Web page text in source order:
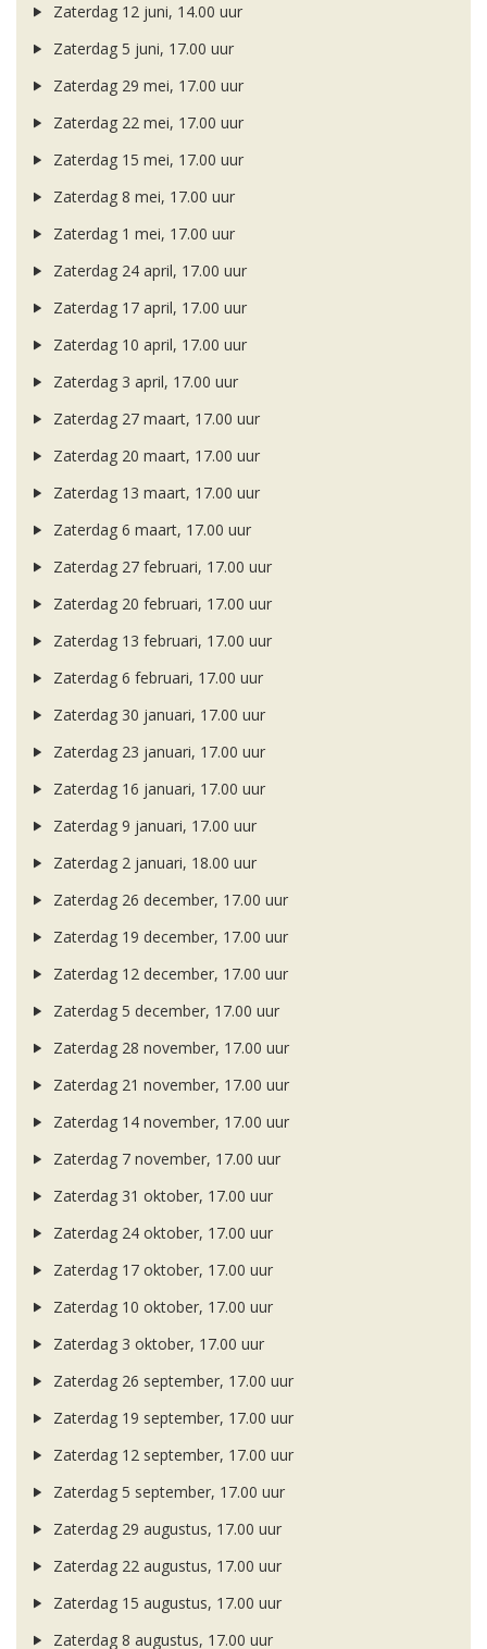
Zaterdag 12 juni, 14.00 uur
Zaterdag 5 juni, 17.00 uur
Zaterdag 29 mei, 17.00 uur
Zaterdag 22 mei, 17.00 uur
Zaterdag 15 mei, 17.00 uur
Zaterdag 8 mei, 17.00 uur
Zaterdag 1 mei, 17.00 uur
Zaterdag 24 april, 17.00 uur
Zaterdag 17 april, 17.00 uur
Zaterdag 10 april, 17.00 uur
Zaterdag 3 april, 17.00 uur
Zaterdag 27 maart, 17.00 uur
Zaterdag 20 maart, 17.00 uur
Zaterdag 13 maart, 17.00 uur
Zaterdag 6 maart, 17.00 uur
Zaterdag 27 februari, 17.00 uur
Zaterdag 20 februari, 17.00 uur
Zaterdag 13 februari, 17.00 uur
Zaterdag 6 februari, 17.00 uur
Zaterdag 30 januari, 17.00 uur
Zaterdag 23 januari, 17.00 uur
Zaterdag 16 januari, 17.00 uur
Zaterdag 9 januari, 17.00 uur
Zaterdag 2 januari, 18.00 uur
Zaterdag 26 december, 17.00 uur
Zaterdag 19 december, 17.00 uur
Zaterdag 12 december, 17.00 uur
Zaterdag 5 december, 17.00 uur
Zaterdag 28 november, 17.00 uur
Zaterdag 21 november, 17.00 uur
Zaterdag 14 november, 17.00 uur
Zaterdag 7 november, 17.00 uur
Zaterdag 31 oktober, 17.00 uur
Zaterdag 24 oktober, 17.00 uur
Zaterdag 17 oktober, 17.00 uur
Zaterdag 10 oktober, 17.00 uur
Zaterdag 3 oktober, 17.00 uur
Zaterdag 26 september, 17.00 uur
Zaterdag 19 september, 17.00 uur
Zaterdag 12 september, 17.00 uur
Zaterdag 5 september, 17.00 uur
Zaterdag 29 augustus, 17.00 uur
Zaterdag 22 augustus, 17.00 uur
Zaterdag 15 augustus, 17.00 uur
Zaterdag 8 augustus, 17.00 uur